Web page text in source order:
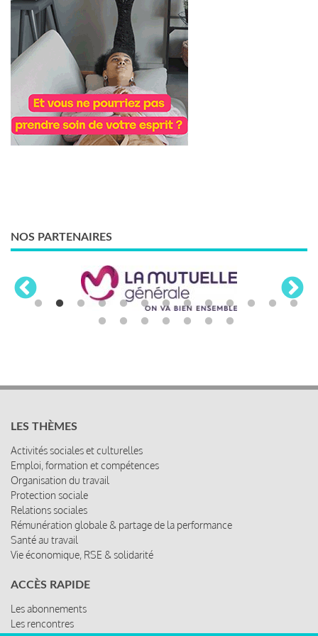
NOS PARTENAIRES
LES THÈMES
Activités sociales et culturelles
Emploi, formation et compétences
Organisation du travail
Protection sociale
Relations sociales
Rémunération globale & partage de la performance
Santé au travail
Vie économique, RSE & solidarité
ACCÈS RAPIDE
Les abonnements
Les rencontres